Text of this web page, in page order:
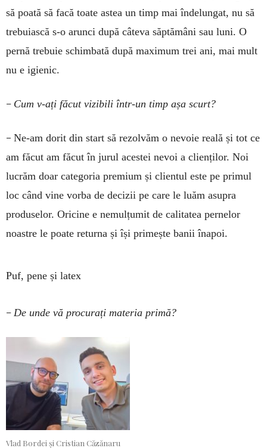
să poată să facă toate astea un timp mai îndelungat, nu să
trebuiască s-o arunci după câteva săptămâni sau luni. O
pernă trebuie schimbată după maximum trei ani, mai mult
nu e igienic.
– Cum v-ați făcut vizibili într-un timp așa scurt?
– Ne-am dorit din start să rezolvăm o nevoie reală și tot ce
am făcut am făcut în jurul acestei nevoi a clienților. Noi
lucrăm doar categoria premium și clientul este pe primul
loc când vine vorba de decizii pe care le luăm asupra
produselor. Oricine e nemulțumit de calitatea pernelor
noastre le poate returna și își primește banii înapoi.
Puf, pene și latex
– De unde vă procurați materia primă?
Vlad Bordei și Cristian Căzănaru